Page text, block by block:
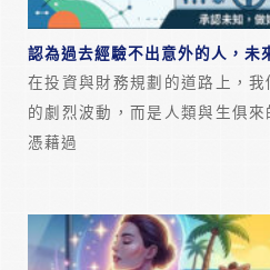
認為過去經驗不出意外的人，未
在投資與財務規劃的道路上，
的劇烈波動，而是人類與生俱
憑藉過